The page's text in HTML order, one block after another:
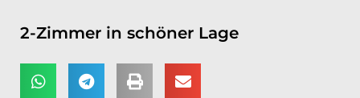
2-Zimmer in schöner Lage